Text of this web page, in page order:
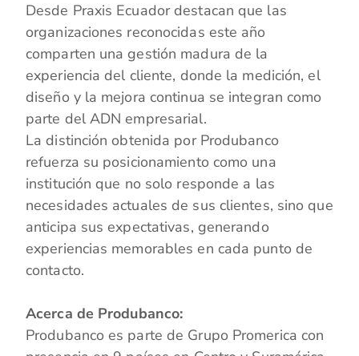
Desde Praxis Ecuador destacan que las
organizaciones reconocidas este año
comparten una gestión madura de la
experiencia del cliente, donde la medición, el
diseño y la mejora continua se integran como
parte del ADN empresarial.
La distinción obtenida por Produbanco
refuerza su posicionamiento como una
institución que no solo responde a las
necesidades actuales de sus clientes, sino que
anticipa sus expectativas, generando
experiencias memorables en cada punto de
contacto.
Acerca de Produbanco:
Produbanco es parte de Grupo Promerica con